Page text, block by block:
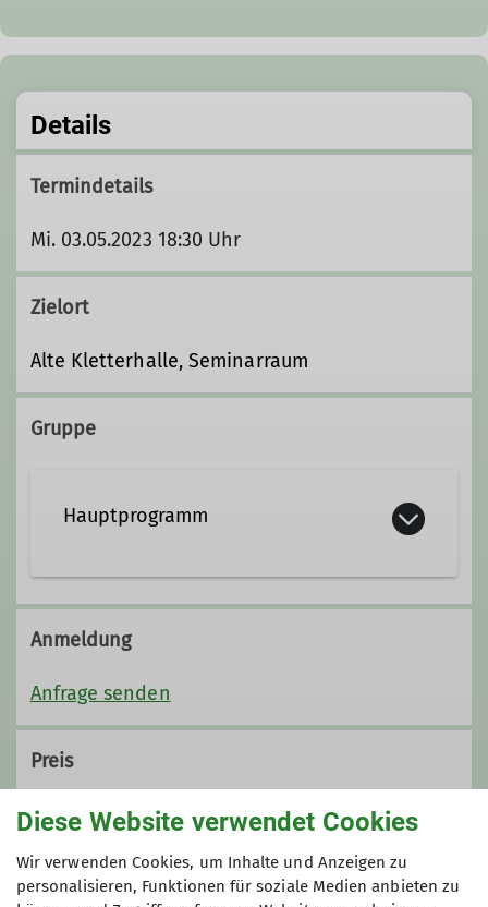
Details
Termindetails
Mi. 03.05.2023 18:30 Uhr
Zielort
Alte Kletterhalle, Seminarraum
Gruppe
Hauptprogramm
Anmeldung
Anfrage senden
Preis
40,- €
Maximale Teilnehmeranzahl
Diese Website verwendet Cookies
Wir verwenden Cookies, um Inhalte und Anzeigen zu
personalisieren, Funktionen für soziale Medien anbieten zu